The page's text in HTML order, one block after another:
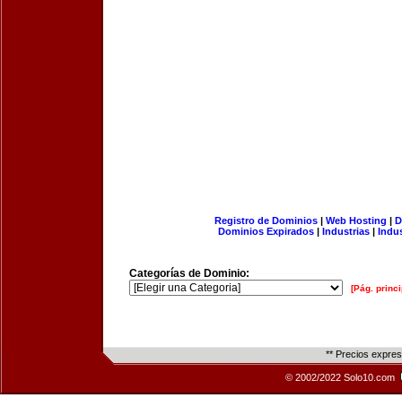
Registro de Dominios| Web Hosting |
Dominios Expirados | Industrias |
Categorías de Dominio:
[Pág.
** Precios
© 2002/2022 Solo10.com